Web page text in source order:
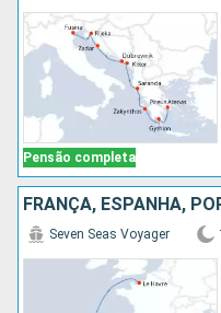
Pensão completa
Seven Seas Voyager